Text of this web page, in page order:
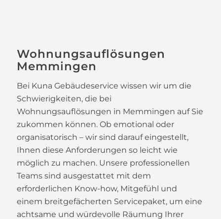
Wohnungsauflösungen
Memmingen
Bei Kuna Gebäudeservice wissen wir um die
Schwierigkeiten, die bei
Wohnungsauflösungen in Memmingen auf Sie
zukommen können. Ob emotional oder
organisatorisch – wir sind darauf eingestellt,
Ihnen diese Anforderungen so leicht wie
möglich zu machen. Unsere professionellen
Teams sind ausgestattet mit dem
erforderlichen Know-how, Mitgefühl und
einem breitgefächerten Servicepaket, um eine
achtsame und würdevolle Räumung Ihrer